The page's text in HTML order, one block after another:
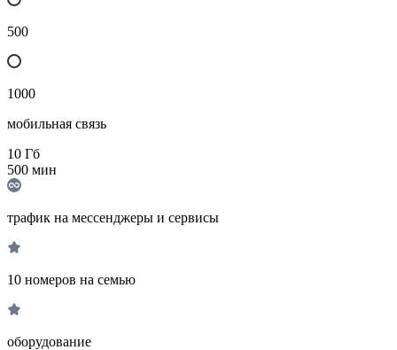
500
1000
мобильная связь
10 Гб
500 мин
трафик на мессенджеры и сервисы
10 номеров на семью
оборудование